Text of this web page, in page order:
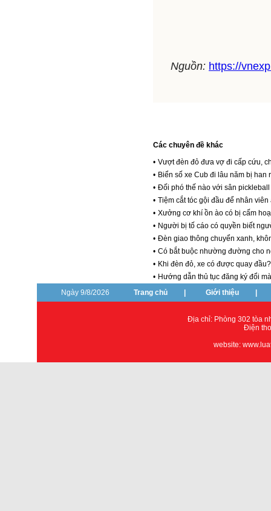
Nguồn: https://
Các chuyên đề khác
• Vượt đèn đỏ đưa vợ đi cấp cứu,
• Biển số xe Cub đi lâu năm bị han
• Đối phó thế nào với sân
• Tiệm cắt tóc gội đầu để nhân
• Xưởng cơ khí ồn ào có bị cấm
• Người bị tố cáo có quyền biết
• Đèn giao thông chuyển xanh,
• Có bắt buộc nhường đường cho
• Khi đèn đỏ, xe có được quay đầu?
• Hướng dẫn thủ tục đăng ký đổi
Ngày 9/8/2026
Trang chủ Giới thiệu
Địa chỉ: Phòng 302 tòa
Điện
website: